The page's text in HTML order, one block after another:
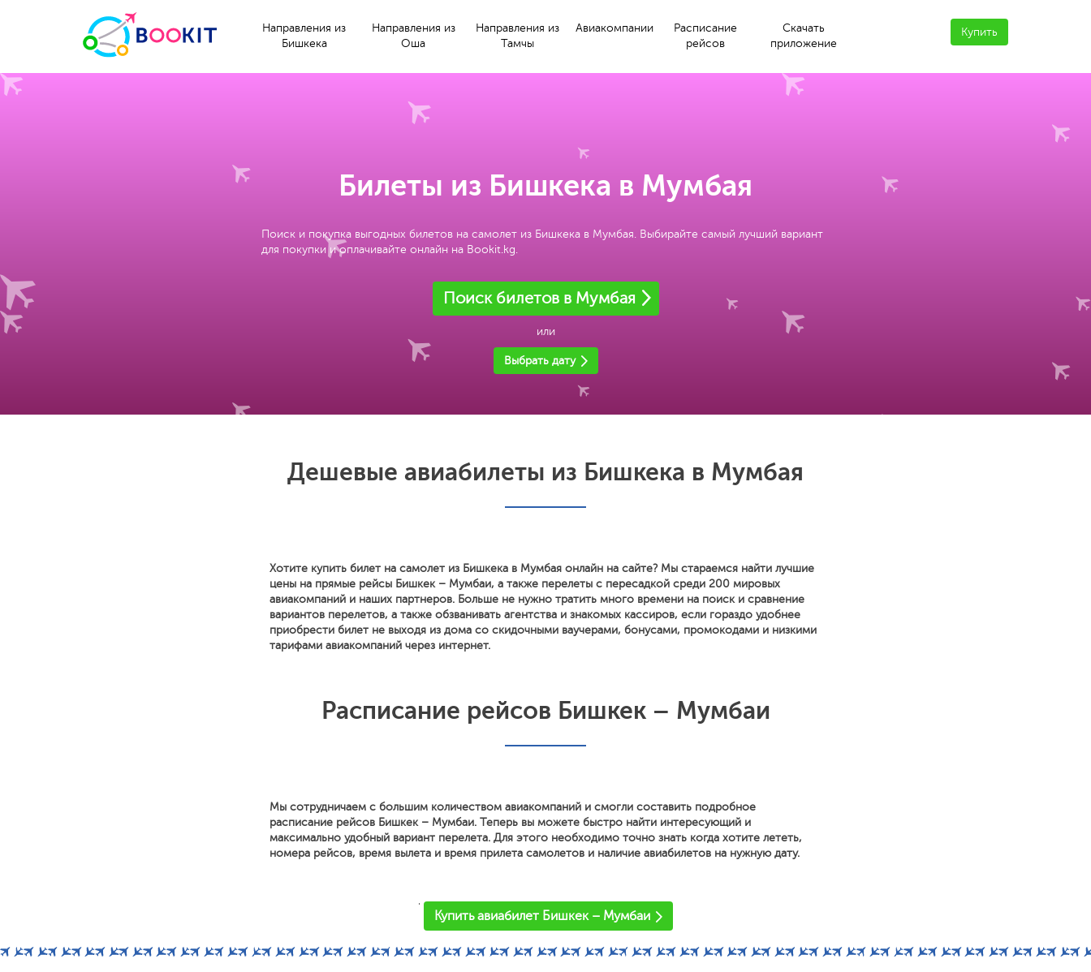
Направления из
Бишкека
Направления из
Оша
Направления из
Тамчы
Авиакомпании
Расписание
рейсов
Скачать
приложение
Купить
Билеты из Бишкека в Мумбая
Поиск и покупка выгодных билетов на самолет из Бишкека в Мумбая. Выбирайте самый лучший вариант
для покупки и оплачивайте онлайн на Bookit.kg.
Поиск билетов в Мумбая
или
Выбрать дату
Дешевые авиабилеты из Бишкека в Мумбая
Хотите купить билет на самолет из Бишкека в Мумбая онлайн на сайте? Мы стараемся найти лучшие
цены на прямые рейсы Бишкек – Мумбаи, а также перелеты с пересадкой среди 200 мировых
авиакомпаний и наших партнеров. Больше не нужно тратить много времени на поиск и сравнение
вариантов перелетов, а также обзванивать агентства и знакомых кассиров, если гораздо удобнее
приобрести билет не выходя из дома со скидочными ваучерами, бонусами, промокодами и низкими
тарифами авиакомпаний через интернет.
Расписание рейсов Бишкек – Мумбаи
Мы сотрудничаем с большим количеством авиакомпаний и смогли составить подробное
расписание рейсов Бишкек – Мумбаи. Теперь вы можете быстро найти интересующий и
максимально удобный вариант перелета. Для этого необходимо точно знать когда хотите лететь,
номера рейсов, время вылета и время прилета самолетов и наличие авиабилетов на нужную дату.
'
Купить авиабилет Бишкек – Мумбаи